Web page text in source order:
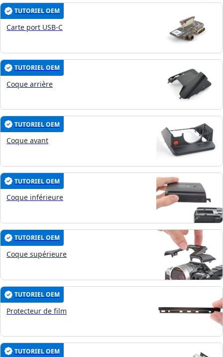
TUTORIEL OEM
Carte port USB-C
TUTORIEL OEM
Coque arrière
TUTORIEL OEM
Coque avant
TUTORIEL OEM
Coque inférieure
TUTORIEL OEM
Coque supérieure
TUTORIEL OEM
Protecteur de film
TUTORIEL OEM